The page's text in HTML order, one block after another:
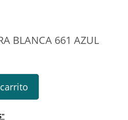
BLANCA 661 AZUL
661 AZUL Ref.: 134093 cantidad